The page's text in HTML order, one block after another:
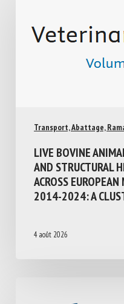
Transport, Abattage,
LIVE BOVINE
AND STRUCTURAL
ACROSS
2014-2024: A
4 août 2026